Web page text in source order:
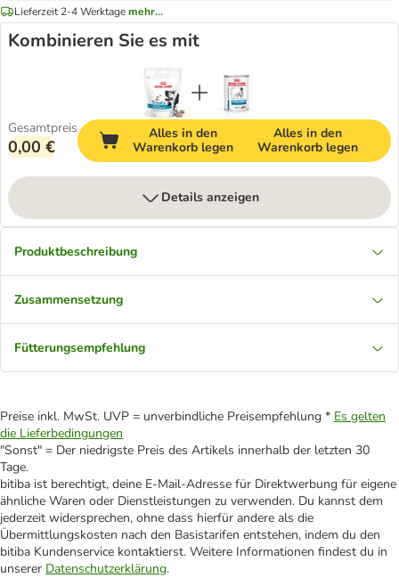
Lieferzeit 2-4 Werktagemehr...
Kombinieren Sie es mit
Gesamtpreis
0,00 €
Alles in den
Warenkorb legen
Alles in den
Warenkorb legen
Details anzeigen
Produktbeschreibung
Zusammensetzung
Fütterungsempfehlung
Preise inkl. MwSt. UVP = unverbindliche Preisempfehlung * Es gelten
die Lieferbedingungen
"Sonst" = Der niedrigste Preis des Artikels innerhalb der letzten 30
Tage.
bitiba ist berechtigt, deine E-Mail-Adresse für Direktwerbung für eigene
ähnliche Waren oder Dienstleistungen zu verwenden. Du kannst dem
jederzeit widersprechen, ohne dass hierfür andere als die
Übermittlungskosten nach den Basistarifen entstehen, indem du den
bitiba Kundenservice kontaktierst. Weitere Informationen findest du in
unserer Datenschutzerklärung.